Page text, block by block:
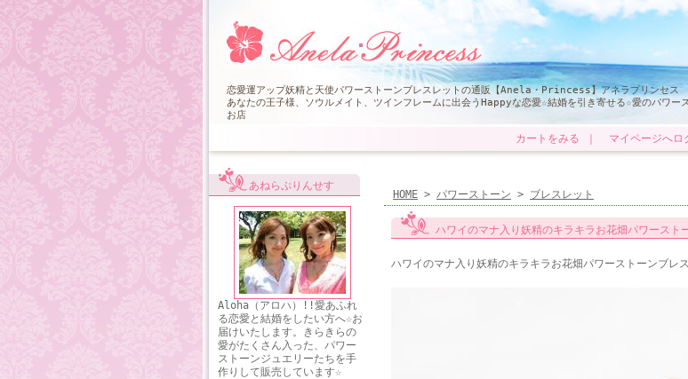
恋愛運アップ妖精と天使パワーストーンブレスレットの通販【Anela・Princess】アネラプリンセス
あなたの王子様、ソウルメイト、ツインフレームに出会うHappyな恋愛☆結婚を引き寄せる☆愛のパワー
お店
カートをみる マイページへロ
あねらぷりんせす
Aloha（アロハ）!!愛あふれ
る恋愛と結婚をしたい方へ☆お
届けいたします。きらきらの
愛がたくさん入った、パワー
ストーンジュエリーたちを手
作りして販売しています☆
HOME > パワーストーン > ブレスレット
ハワイのマナ入り妖精のキラキラお花畑パワースト
ハワイのマナ入り妖精のキラキラお花畑パワーストーンブレ